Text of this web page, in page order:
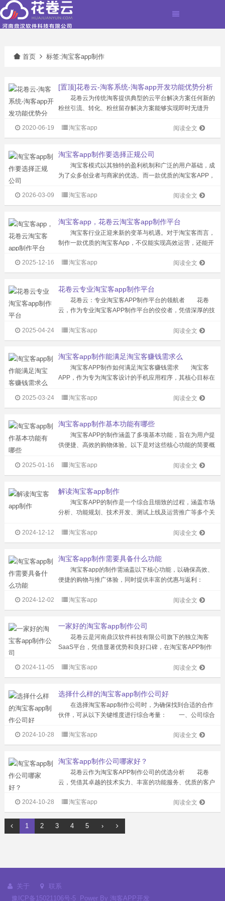
首页 标签:淘宝客app制作
[置顶]花卷云-淘客系统-淘客app开发功能优势分析
花卷云为传统淘客提供典型的云平台解决方案任何新的
粉丝引流、转化、粉丝留存解决方案能够实现即时无缝升
家，注册粉丝2000万。淘客APP产品市场占有率超50%，
累计为站长创造佣金超2亿...
阅读全文
2020-06-19 淘宝客app
淘宝客app制作要选择正规公司
淘宝客模式以其独特的盈利机制和广泛的用户基础，成
为了众多创业者与商家的优选。而一款优质的淘宝客APP，
喻。因此，在淘宝客APP的制作过程中，选择一家正规、专
业的开发公司，显得尤为关键。 ...
阅读全文
2026-03-09 淘宝客app
淘宝客app，花卷云淘宝客app制作平台
淘宝客行业正迎来新的变革与机遇。对于淘宝客而言，
制作一款优质的淘宝客App，不仅能实现高效运营，还能开
作完成后，淘宝客的运营模式发生了巨大转变。淘宝客无需
再投入大量精力在运营、推广和...
阅读全文
2025-12-16 淘宝客app
花卷云专业淘宝客app制作平台
花卷云：专业淘宝客APP制作平台的领航者 花卷
云，作为专业淘宝客APP制作平台的佼佼者，凭借深厚的技
立了标杆地位。 1、技术赋能，构建稳健基石：花卷云
依托阿里云超级计算集群，打造千...
阅读全文
2025-04-24 淘宝客app
淘宝客app制作能满足淘宝客赚钱需求么
淘宝客APP制作如何满足淘宝客赚钱需求 淘宝客
APP，作为专为淘宝客设计的手机应用程序，其核心目标在
并从中赚取佣金。以下是对淘宝客APP如何满足淘宝客赚钱
需求的具体剖析。 淘宝客A...
阅读全文
2025-03-24 淘宝客app
淘宝客app制作基本功能有哪些
淘宝客APP的制作涵盖了多项基本功能，旨在为用户提
供便捷、高效的购物体验。以下是对这些核心功能的简要概
可快速搜索到所需商品。同时，基于用户的搜索历史和购买
行为，APP能够智能推荐相关商...
阅读全文
2025-01-16 淘宝客app
解读淘宝客app制作
淘宝客APP的制作是一个综合且细致的过程，涵盖市场
分析、功能规划、技术开发、测试上线及运营推广等多个关
求，了解用户在淘宝商品信息获取、推广方式及佣金结算等
方面的具体需求，为APP开发提...
阅读全文
2024-12-12 淘宝客app
淘宝客app制作需要具备什么功能
淘宝客app的制作需涵盖以下核心功能，以确保高效、
便捷的购物与推广体验，同时提供丰富的优惠与返利：
商品。 根据用户偏好和历史，智能推荐相关商品，提升
购物体验。 2、商品详情展示...
阅读全文
2024-12-02 淘宝客app
一家好的淘宝客app制作公司
花卷云是河南鼎汉软件科技有限公司旗下的独立淘客
SaaS平台，凭借显著优势和良好口碑，在淘宝客APP制作
软件开发领域，技术实力强大。花卷云作为其淘客行业的代
表作，凭借独特的运作模式、稳定...
阅读全文
2024-11-05 淘宝客app
选择什么样的淘宝客app制作公司好
在选择淘宝客app制作公司时，为确保找到合适的合作
伙伴，可从以下关键维度进行综合考量： 一、公司综合
这样的团队能确保app的开发质量和问题解决能力。同时，
完善的售后服务体系，包括技术...
阅读全文
2024-10-28 淘宝客app
淘宝客app制作公司哪家好？
花卷云作为淘宝客APP制作公司的优选分析 花卷
云，凭借其卓越的技术实力、丰富的功能服务、优质的客户
佼者。 在技术实力与创新方面，花卷云展现出了其独特
的优势。公司不仅拥有国内独家的...
阅读全文
2024-10-28 淘宝客app
1 2 3 4 5 ›
关于
联系
豫ICP备15021106号-5
Power By 淘客APP开发